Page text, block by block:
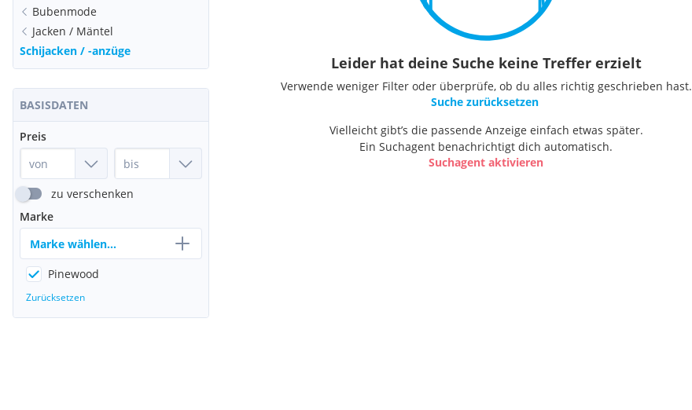
Bubenmode
Jacken / Mäntel
Schijacken / -anzüge
BASISDATEN
Preis
zu verschenken
Marke
Marke wählen...
Pinewood
Zurücksetzen
Leider hat deine Suche keine Treffer erzielt
Verwende weniger Filter oder überprüfe, ob du alles richtig geschrieben hast.
Suche zurücksetzen
Vielleicht gibt’s die passende Anzeige einfach etwas später.
Ein Suchagent benachrichtigt dich automatisch.
Suchagent aktivieren